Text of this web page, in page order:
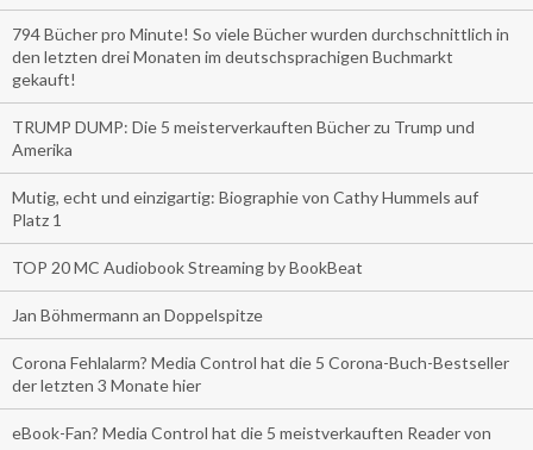
794 Bücher pro Minute! So viele Bücher wurden durchschnittlich in
den letzten drei Monaten im deutschsprachigen Buchmarkt
gekauft!
TRUMP DUMP: Die 5 meisterverkauften Bücher zu Trump und
Amerika
Mutig, echt und einzigartig: Biographie von Cathy Hummels auf
Platz 1
TOP 20 MC Audiobook Streaming by BookBeat
Jan Böhmermann an Doppelspitze
Corona Fehlalarm? Media Control hat die 5 Corona-Buch-Bestseller
der letzten 3 Monate hier
eBook-Fan? Media Control hat die 5 meistverkauften Reader von